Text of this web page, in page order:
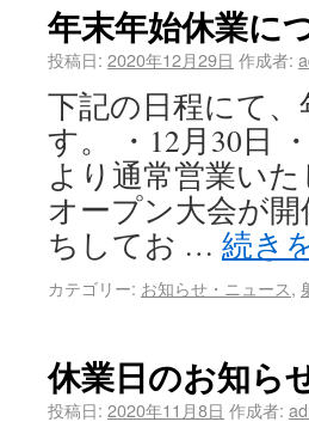
年末年始休業に
投稿日: 2020年12月29日 作成者:
下記の日程にて
す。 ・12月30日
より通常営業い
オープン大会が
ちしてお … 続き
カテゴリー: お知らせ・ニュース,
休業日のお知ら
投稿日: 2020年11月8日 作成者: